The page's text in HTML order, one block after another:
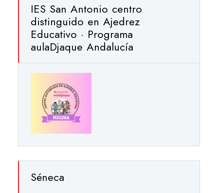
IES San Antonio centro
distinguido en Ajedrez
Educativo · Programa
aulaDjaque Andalucía
Séneca